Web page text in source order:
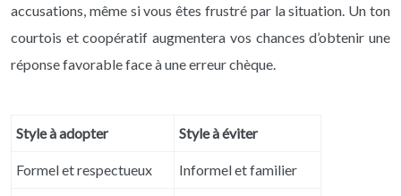
accusations, même si vous êtes frustré par la situation. Un ton
courtois et coopératif augmentera vos chances d’obtenir une
réponse favorable face à une erreur chèque.
Style à adopter Style à éviter
Formel et respectueux Informel et familier